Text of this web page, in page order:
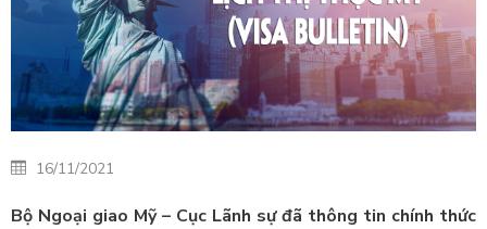
16/11/2021
Bộ Ngoại giao Mỹ – Cục Lãnh sựđã thông tin chính thức